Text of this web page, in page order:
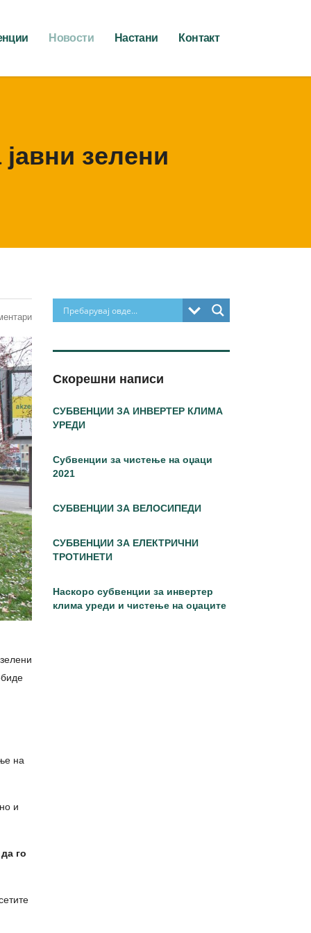
Новости Настани Контакт
зелени
на
и
го
Скорешни написи
СУБВЕНЦИИ ЗА ИНВЕРТЕР КЛИМА
УРЕДИ
Субвенции за чистење на оџаци
2021
СУБВЕНЦИИ ЗА ВЕЛОСИПЕДИ
СУБВЕНЦИИ ЗА ЕЛЕКТРИЧНИ
ТРОТИНЕТИ
Наскоро субвенции за инвертер
клима уреди и чистење на оџаците